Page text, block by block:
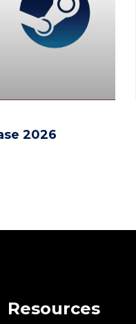
2026
Resources